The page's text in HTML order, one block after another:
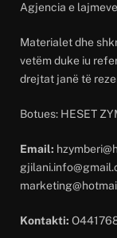
Agjencia e
Materialet dhe
vetëm duke iu
drejtat janë të
Botues: HESET
Email:
Kontakti: